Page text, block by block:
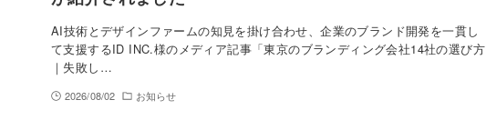
AI技術とデザインファームの知見を掛け合わせ、企業のブランド開発を一貫し
て支援するID INC.様のメディア記事「東京のブランディング会社14社の選び方
｜失敗し…
2026/08/02 お知らせ